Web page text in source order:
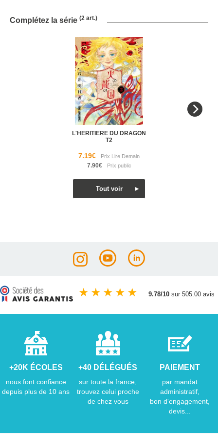
Complétez la série (2 art.)
L'HERITIERE DU DRAGON
T2
7.19€
7.90€
★ ★ ★ ★ ★ 9.78/10 sur 505.00 avis
+20K ÉCOLES
nous font confiance
depuis plus de 10 ans
+40 DÉLÉGUÉS
sur toute la france,
trouvez celui proche
de chez vous
PAIEMENT
par mandat
administratif,
bon d'engagement,
devis...